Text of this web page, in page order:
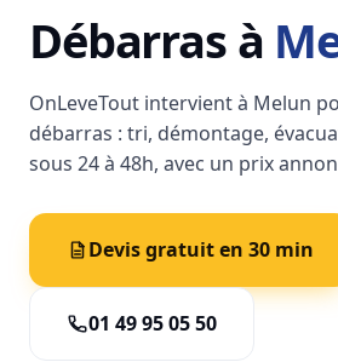
Débarras à
OnLeveTout intervient à Melun
débarras : tri, démontage,
sous 24 à 48h, avec un prix
Devis gratuit en 30 min
01 49 95 05 50